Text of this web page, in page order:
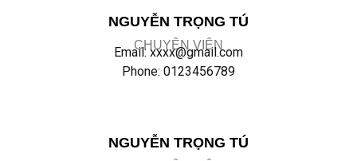
NGUYỄN TRỌNG TÚ
CHUYÊN VIÊN
Email: xxxx@gmail.com
Phone: 0123456789
NGUYỄN TRỌNG TÚ